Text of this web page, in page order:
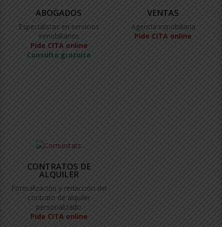
ABOGADOS
Especialistas en servicios
inmobiliarios
Pide CITA online
Consulta gratuita
VENTAS
Agencia inmobiliaria
Pide CITA online
CONTRATOS DE
ALQUILER
Formalización y redacción del
contrato de alquiler
personalizado
Pide CITA online